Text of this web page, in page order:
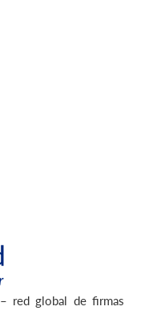
– red global de firmas